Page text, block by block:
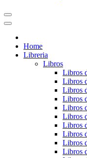
Home
Libreria
Libros
Libros
Libros
Libros
Libros
Libros
Libros
Libros
Libros
Libros
Libros